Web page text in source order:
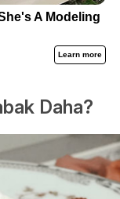
Daha?